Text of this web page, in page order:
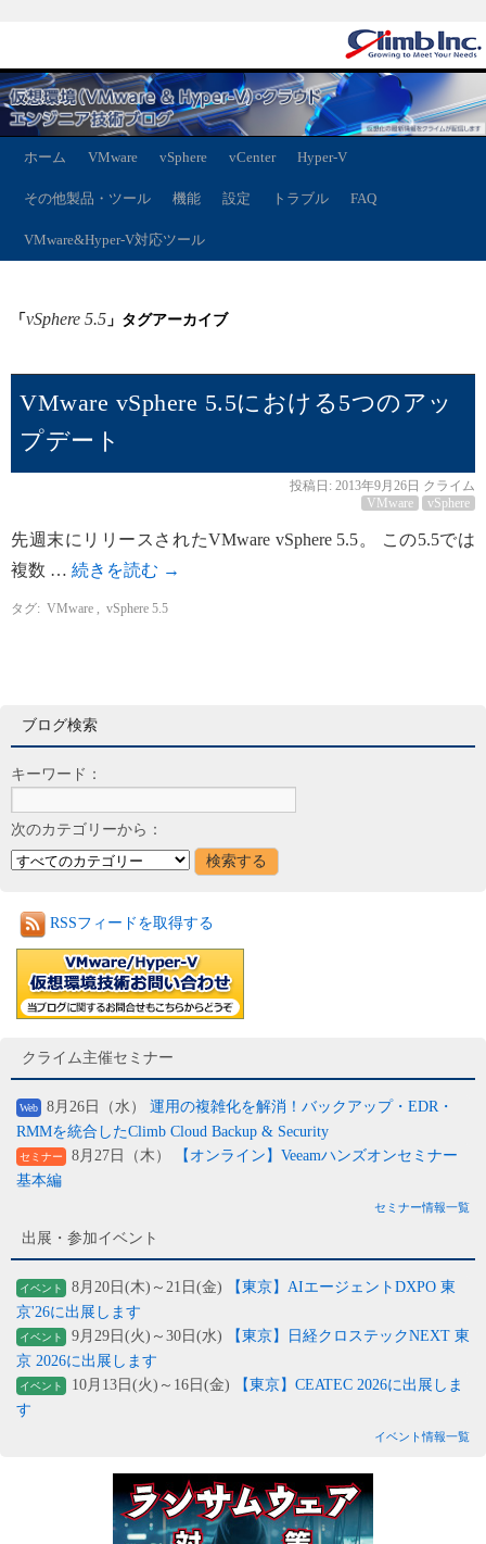
ホーム VMware vSphere vCenter Hyper-V
その他製品・ツール 機能 設定 トラブル FAQ
VMware&Hyper-V対応ツール
「vSphere 5.5 」タグアーカイブ
VMware vSphere 5.5における5つのアッ
プデート
投稿日: 2013年9月26日 クライム
VMware
vSphere
先週末にリリースされたVMware vSphere 5.5。 この5.5では
複数 … 続きを読む →
タグ: VMware vSphere 5.5
ブログ検索
キーワード：
次のカテゴリーから：
RSSフィードを取得する
クライム主催セミナー
Web 8月26日（水） 運用の複雑化を解消！バックアップ・EDR・
RMMを統合したClimb Cloud Backup & Security
セミナー 8月27日（木）
【オンライン】Veeamハンズオンセミナー
基本編
セミナー情報一覧
出展・参加イベント
イベント 8月20日(木)～21日(金)
【東京】AIエージェントDXPO 東
京'26に出展します
イベント 9月29日(火)～30日(水)
【東京】日経クロステックNEXT 東
京 2026に出展します
イベント 10月13日(火)～16日(金)
【東京】CEATEC 2026に出展しま
す
イベント情報一覧